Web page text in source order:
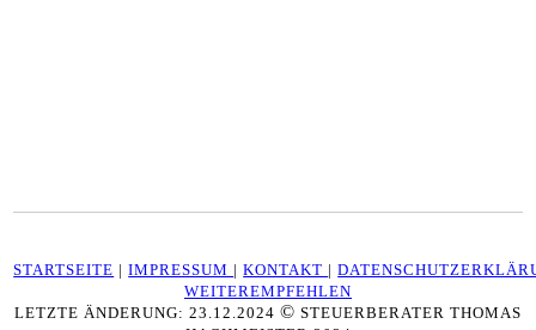
STARTSEITE |IMPRESSUM |KONTAKT |
WEITEREMPFEHLEN
LETZTE ÄNDERUNG: 23.12.2024 © STEUERBERATER THOMAS